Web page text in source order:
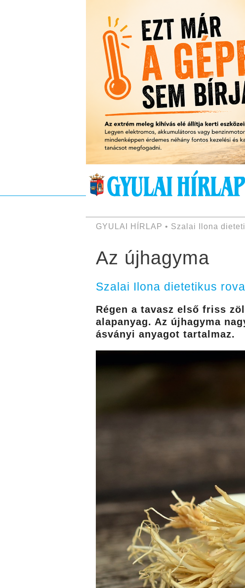
GYULAI HÍRLAP • Szalai Ilona
Az újhagyma
Szalai Ilona dietetikus
Régen a tavasz első friss
alapanyag. Az újhagyma
ásványi anyagot tartalmaz.